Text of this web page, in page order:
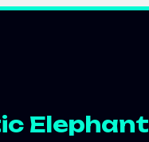
Elephant